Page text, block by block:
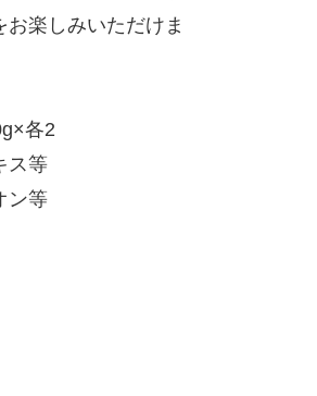
楽しみいただけま
各2
ス等
ン等